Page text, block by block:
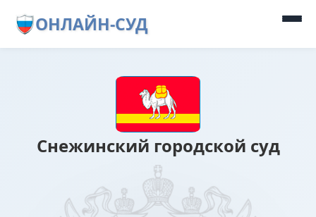
ОНЛАЙН-СУД
Снежинский городской суд